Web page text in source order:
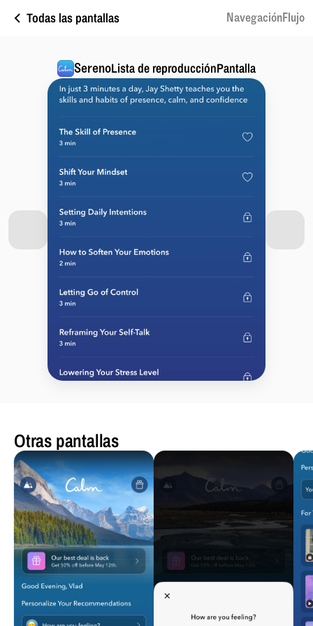
Todas las pantallas NavegaciónFlujo
SerenoLista de reproducciónPantalla
Otras pantallas